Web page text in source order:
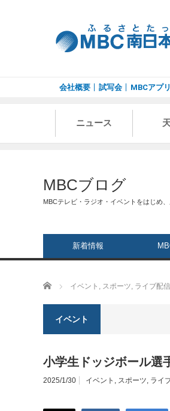
会社概要 試写会 MBCアプリ
ニュース
MBCブログ
MBCテレビ・ラジオ・イベントをはじめ
新着情報
ホーム イベント , スポーツ, ライブ配信
イベント
小学生ドッジボール選
2025/1/30 イベント , スポーツ, ライ